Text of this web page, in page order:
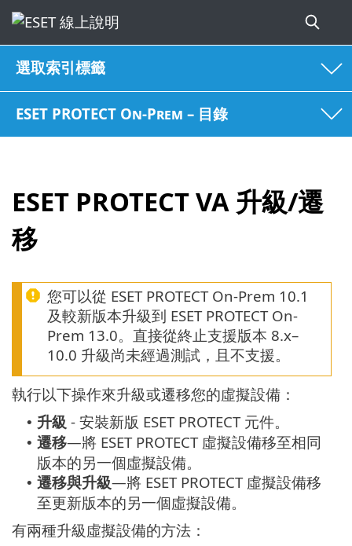
選取索引標籤
ESET PROTECT On-Prem – 目錄
ESET PROTECT VA 升級/遷
移
您可以從 ESET PROTECT On-Prem 10.1
及較新版本升級到 ESET PROTECT On-
Prem 13.0。直接從終止支援版本 8.x–
10.0 升級尚未經過測試，且不支援。
執行以下操作來升級或遷移您的虛擬設備：
• 升級 - 安裝新版 ESET PROTECT 元件。
• 遷移—將 ESET PROTECT 虛擬設備移至相同
版本的另一個虛擬設備。
• 遷移與升級—將 ESET PROTECT 虛擬設備移
至更新版本的另一個虛擬設備。
有兩種升級虛擬設備的方法：